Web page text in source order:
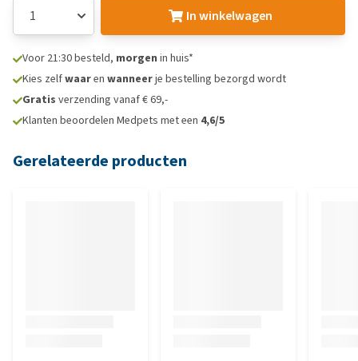
In winkelwagen
Voor 21:30 besteld, morgen in huis*
Kies zelfwaaren wanneerje bestelling bezorgd wordt
Gratis verzending vanaf € 69,-
Klanten beoordelen Medpets met een 4,6/5
Gerelateerde producten